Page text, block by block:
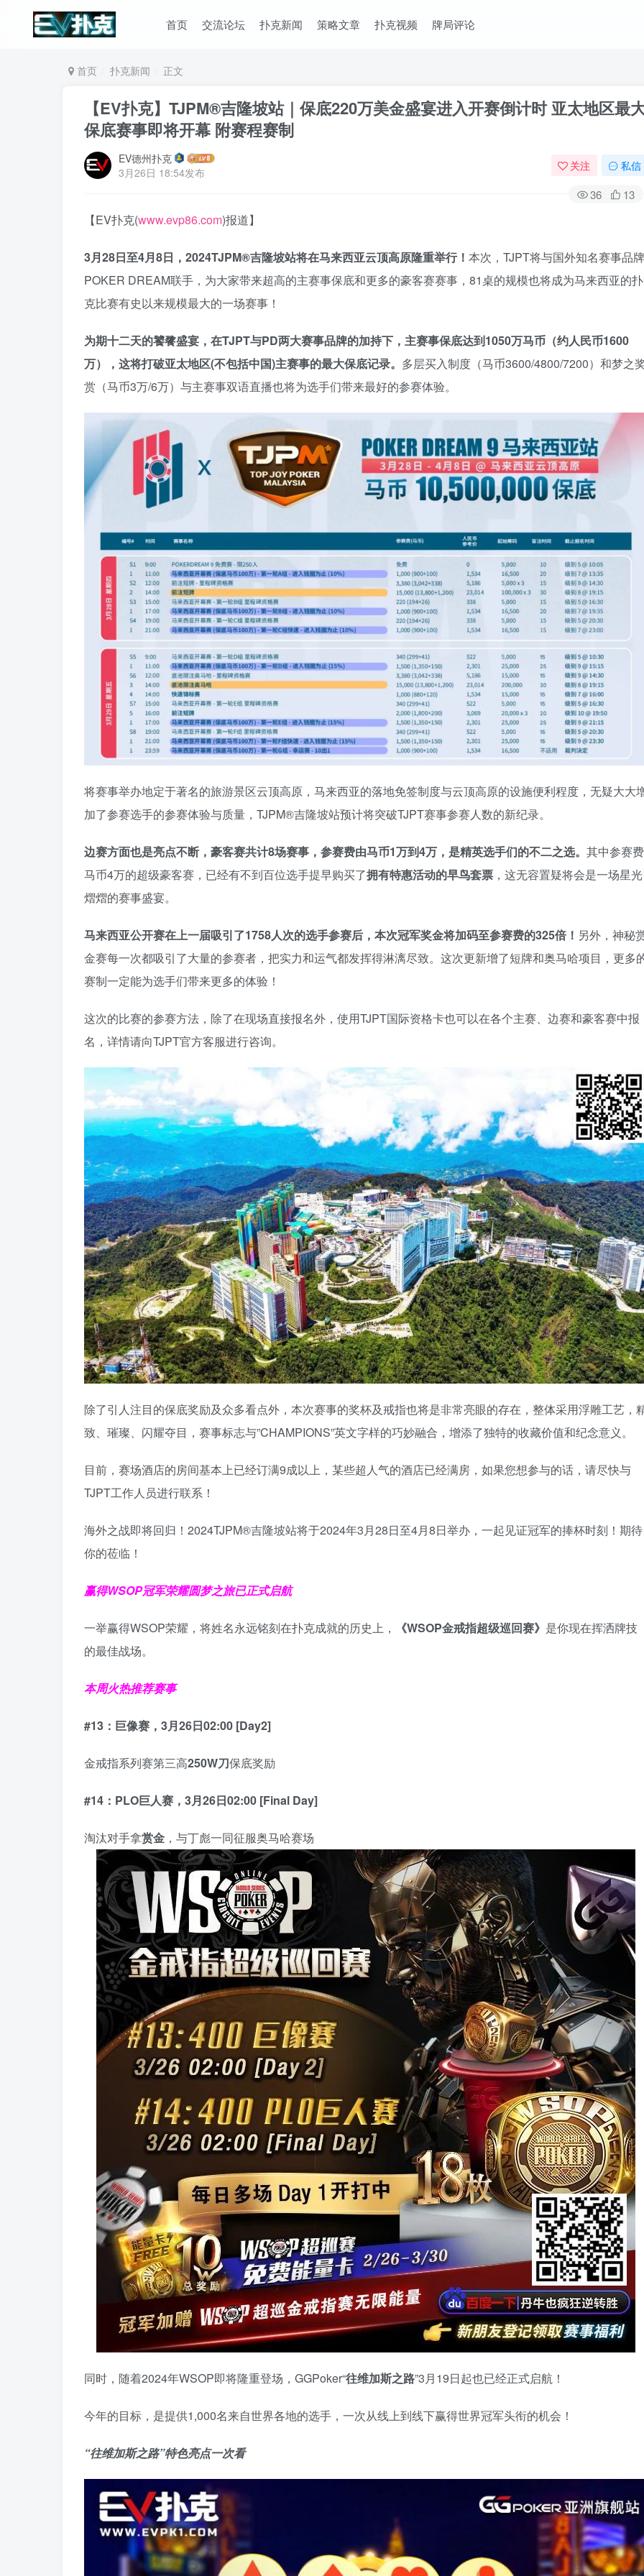
首页 交流论坛 扑克新闻 策略文章 扑克视频 牌局评论
首页 扑克新闻 正文
【EV扑克】TJPM®吉隆坡站｜保底220万美金盛宴进入开赛倒计时 亚太地区最
保底赛事即将开幕 附赛程赛制
EV德州扑克
3月26日 18:54发布
关注 私信
36 13
【EV扑克(www.evp86.com)报道】
3月28日至4月8日，2024TJPM®吉隆坡站将在马来西亚云顶高原隆重举行！ 本次，TJPT将与国外知名赛事品牌
POKER DREAM联手，为大家带来超高的主赛事保底和更多的豪客赛赛事，81桌的规模也将成为马来西亚的扑
克比赛有史以来规模最大的一场赛事！
为期十二天的饕餮盛宴，在TJPT与PD两大赛事品牌的加持下，主赛事保底达到1050万马币（约人民币1600
万），这将打破亚太地区(不包括中国)主赛事的最大保底记录。 多层买入制度（马币3600/4800/7200）和梦之
赏（马币3万/6万）与主赛事双语直播也将为选手们带来最好的参赛体验。
将赛事举办地定于著名的旅游景区云顶高原，马来西亚的落地免签制度与云顶高原的设施便利程度，无疑大大
加了参赛选手的参赛体验与质量，TJPM®吉隆坡站预计将突破TJPT赛事参赛人数的新纪录。
边赛方面也是亮点不断，豪客赛共计8场赛事，参赛费由马币1万到4万，是精英选手们的不二之选。 其中参赛费
马币4万的超级豪客赛，已经有不到百位选手提早购买了拥有特惠活动的早鸟套票 ，这无容置疑将会是一场星光
熠熠的赛事盛宴。
马来西亚公开赛在上一届吸引了1758人次的选手参赛后，本次冠军奖金将加码至参赛费的325倍！ 另外，神秘
金赛每一次都吸引了大量的参赛者，把实力和运气都发挥得淋漓尽致。这次更新增了短牌和奥马哈项目，更多
赛制一定能为选手们带来更多的体验！
这次的比赛的参赛方法，除了在现场直接报名外，使用TJPT国际资格卡也可以在各个主赛、边赛和豪客赛中报
名，详情请向TJPT官方客服进行咨询。
除了引人注目的保底奖励及众多看点外，本次赛事的奖杯及戒指也将是非常亮眼的存在，整体采用浮雕工艺，
致、璀璨、闪耀夺目，赛事标志与”CHAMPIONS”英文字样的巧妙融合，增添了独特的收藏价值和纪念意义。
目前，赛场酒店的房间基本上已经订满9成以上，某些超人气的酒店已经满房，如果您想参与的话，请尽快与
TJPT工作人员进行联系！
海外之战即将回归！2024TJPM®吉隆坡站将于2024年3月28日至4月8日举办，一起见证冠军的捧杯时刻！期待
你的莅临！
赢得WSOP冠军荣耀圆梦之旅已正式启航
一举赢得WSOP荣耀，将姓名永远铭刻在扑克成就的历史上， 《WSOP金戒指超级巡回赛》 是你现在挥洒牌技
的最佳战场。
本周火热推荐赛事
#13：巨像赛，3月26日02:00 [Day2]
金戒指系列赛第三高250W刀保底奖励
#14：PLO巨人赛，3月26日02:00 [Final Day]
淘汰对手拿赏金 ，与丁彪一同征服奥马哈赛场
同时，随着2024年WSOP即将隆重登场，GGPoker“往维加斯之路”3月19日起也已经正式启航！
今年的目标，是提供1,000名来自世界各地的选手，一次从线上到线下赢得世界冠军头衔的机会！
“往维加斯之路”特色亮点一次看